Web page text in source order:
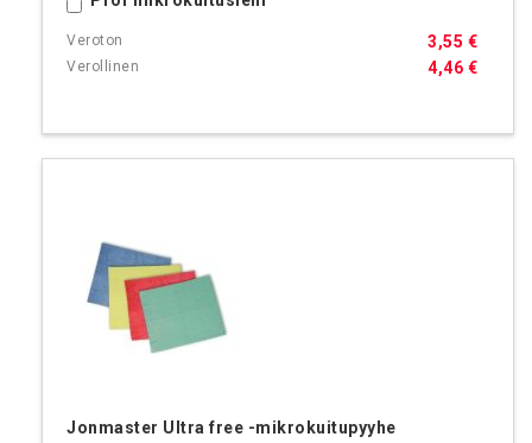
4,46 €
3,55 €
Jonmaster Ultra free -mikrokuitupyyhe